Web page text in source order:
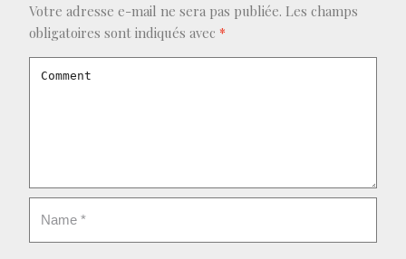
Votre adresse e-mail ne sera pas publiée. Les champs
obligatoires sont indiqués avec *